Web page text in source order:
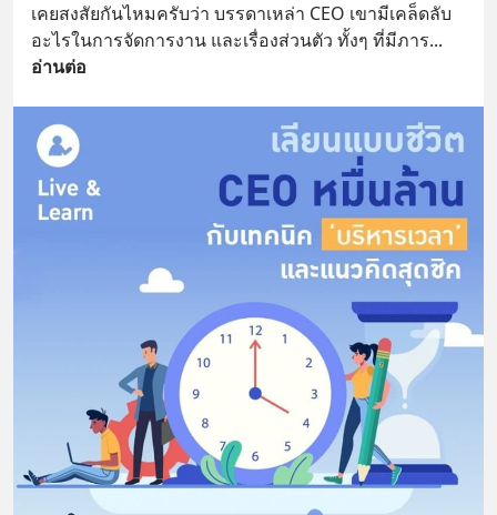
เคยสงสัยกันไหมครับว่า บรรดาเหล่า CEO เขามีเคล็ดลับ
อะไรในการจัดการงาน และเรื่องส่วนตัว ทั้งๆ ที่มีภาร
อ่านต่อ